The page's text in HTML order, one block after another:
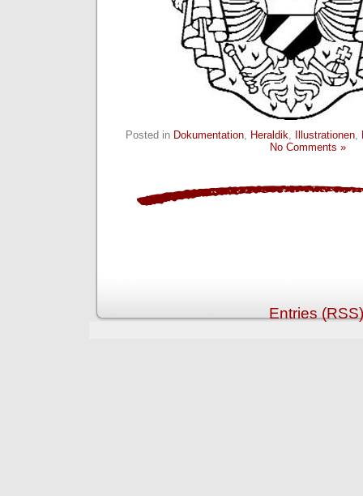
Posted in Dokumentation, Heraldik, Illustrationen,
No Comments »
Entries (RSS)